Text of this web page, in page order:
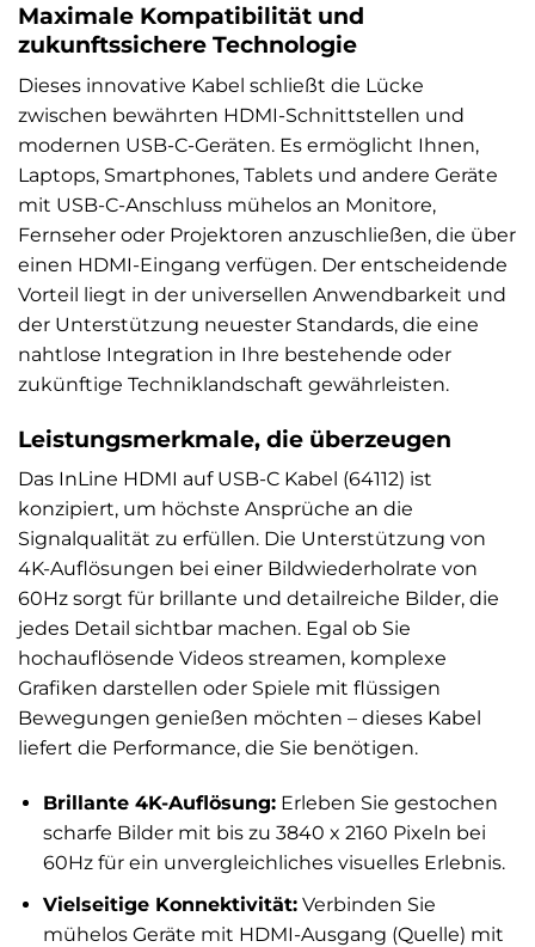
Maximale Kompatibilität und
zukunftssichere Technologie
Dieses innovative Kabel schließt die Lücke
zwischen bewährten HDMI-Schnittstellen und
modernen USB-C-Geräten. Es ermöglicht Ihnen,
Laptops, Smartphones, Tablets und andere Geräte
mit USB-C-Anschluss mühelos an Monitore,
Fernseher oder Projektoren anzuschließen, die über
einen HDMI-Eingang verfügen. Der entscheidende
Vorteil liegt in der universellen Anwendbarkeit und
der Unterstützung neuester Standards, die eine
nahtlose Integration in Ihre bestehende oder
zukünftige Techniklandschaft gewährleisten.
Leistungsmerkmale, die überzeugen
Das InLine HDMI auf USB-C Kabel (64112) ist
konzipiert, um höchste Ansprüche an die
Signalqualität zu erfüllen. Die Unterstützung von
4K-Auflösungen bei einer Bildwiederholrate von
60Hz sorgt für brillante und detailreiche Bilder, die
jedes Detail sichtbar machen. Egal ob Sie
hochauflösende Videos streamen, komplexe
Grafiken darstellen oder Spiele mit flüssigen
Bewegungen genießen möchten – dieses Kabel
liefert die Performance, die Sie benötigen.
Brillante 4K-Auflösung:Erleben Sie gestochen
scharfe Bilder mit bis zu 3840 x 2160 Pixeln bei
60Hz für ein unvergleichliches visuelles Erlebnis.
Vielseitige Konnektivität:Verbinden Sie
mühelos Geräte mit HDMI-Ausgang (Quelle) mit